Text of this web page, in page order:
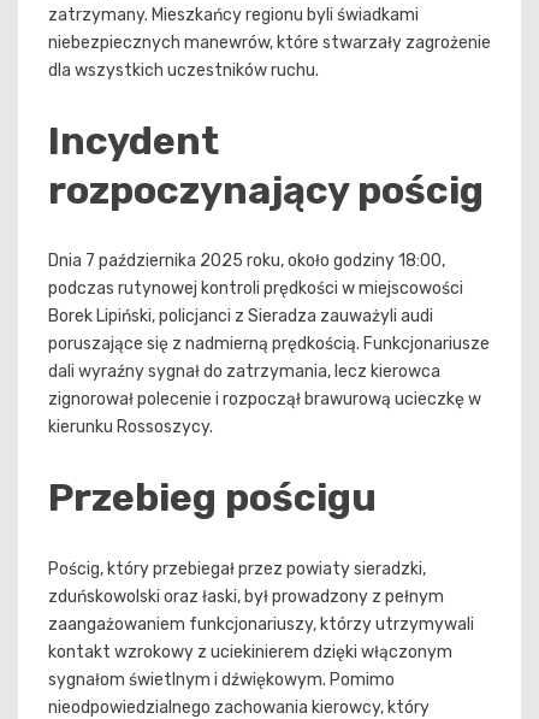
zatrzymany. Mieszkańcy regionu byli świadkami
niebezpiecznych manewrów, które stwarzały zagrożenie
dla wszystkich uczestników ruchu.
Incydent
rozpoczynający pościg
Dnia 7 października 2025 roku, około godziny 18:00,
podczas rutynowej kontroli prędkości w miejscowości
Borek Lipiński, policjanci z Sieradza zauważyli audi
poruszające się z nadmierną prędkością. Funkcjonariusze
dali wyraźny sygnał do zatrzymania, lecz kierowca
zignorował polecenie i rozpoczął brawurową ucieczkę w
kierunku Rossoszycy.
Przebieg pościgu
Pościg, który przebiegał przez powiaty sieradzki,
zduńskowolski oraz łaski, był prowadzony z pełnym
zaangażowaniem funkcjonariuszy, którzy utrzymywali
kontakt wzrokowy z uciekinierem dzięki włączonym
sygnałom świetlnym i dźwiękowym. Pomimo
nieodpowiedzialnego zachowania kierowcy, który